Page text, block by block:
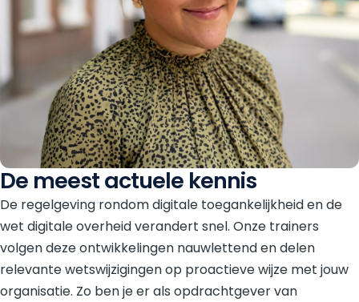
De meest actuele kennis
De regelgeving rondom digitale toegankelijkheid en de
wet digitale overheid verandert snel. Onze trainers
volgen deze ontwikkelingen nauwlettend en delen
relevante wetswijzigingen op proactieve wijze met jouw
organisatie. Zo ben je er als opdrachtgever van